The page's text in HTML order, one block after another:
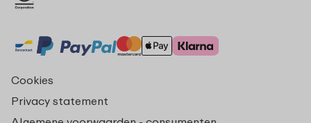
Cookies
Privacy statement